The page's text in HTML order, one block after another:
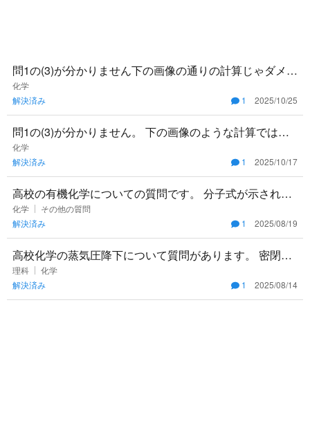
問1の(3)が分かりません下の画像の通りの計算じゃダメな
のですか？
化学
解決済み
1 2025/10/25
問1の(3)が分かりません。 下の画像のような計算ではな
ぜダメなのですか？
化学
解決済み
1 2025/10/17
高校の有機化学についての質問です。 分子式が示され
て、その分子の異性体がいくつあるのかという問題が苦
手です。もちろんたく
化学
その他の質問
解決済み
1 2025/08/19
高校化学の蒸気圧降下について質問があります。 密閉容
器に水と、食塩水を入れておくとします。 ①食塩水は蒸
気圧降下が発生す
理科
化学
解決済み
1 2025/08/14